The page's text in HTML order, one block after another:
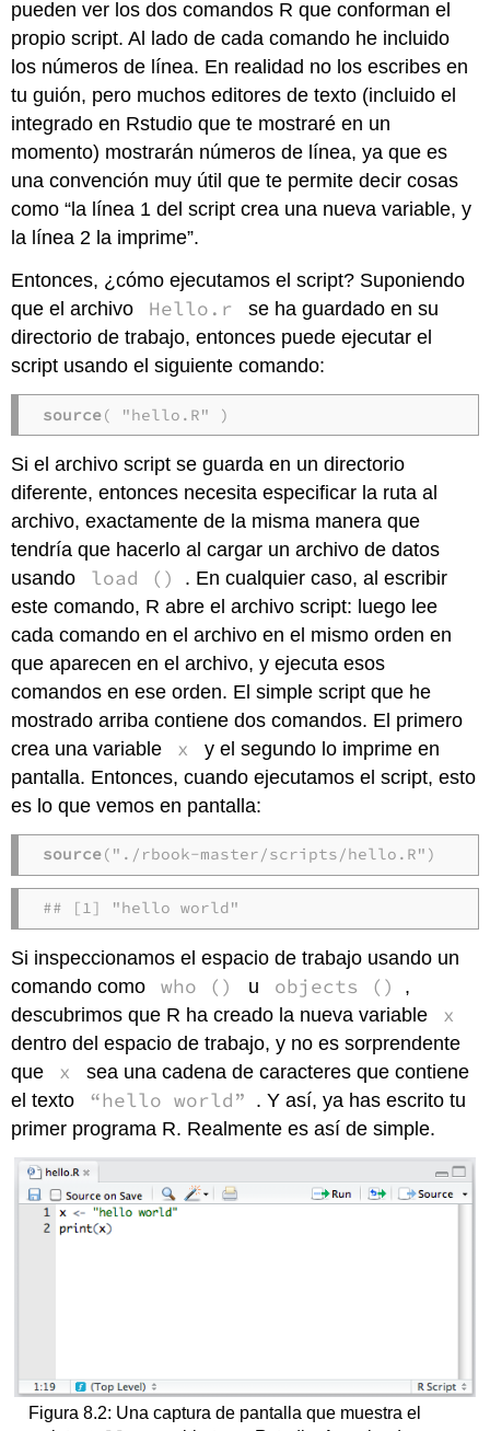
pueden ver los dos comandos R que conforman el
propio script. Al lado de cada comando he incluido
los números de línea. En realidad no los escribes en
tu guión, pero muchos editores de texto (incluido el
integrado en Rstudio que te mostraré en un
momento) mostrarán números de línea, ya que es
una convención muy útil que te permite decir cosas
como “la línea 1 del script crea una nueva variable, y
la línea 2 la imprime”.
Entonces, ¿cómo ejecutamos el script? Suponiendo
que el archivo
Hello.r
se ha guardado en su
directorio de trabajo, entonces puede ejecutar el
script usando el siguiente comando:
source( "hello.R" )
Si el archivo script se guarda en un directorio
diferente, entonces necesita especificar la ruta al
archivo, exactamente de la misma manera que
tendría que hacerlo al cargar un archivo de datos
usando
load ()
. En cualquier caso, al escribir
este comando, R abre el archivo script: luego lee
cada comando en el archivo en el mismo orden en
que aparecen en el archivo, y ejecuta esos
comandos en ese orden. El simple script que he
mostrado arriba contiene dos comandos. El primero
crea una variable
x
y el segundo lo imprime en
pantalla. Entonces, cuando ejecutamos el script, esto
es lo que vemos en pantalla:
source("./rbook-master/scripts/hello.R")
## [1] "hello world"
Si inspeccionamos el espacio de trabajo usando un
comando como
who () u objects ()
,
descubrimos que R ha creado la nueva variable
x
dentro del espacio de trabajo, y no es sorprendente
que
x
sea una cadena de caracteres que contiene
el texto
“hello world” . Y así, ya has escrito tu
primer programa R. Realmente es así de simple.
Figura 8.2: Una captura de pantalla que muestra el